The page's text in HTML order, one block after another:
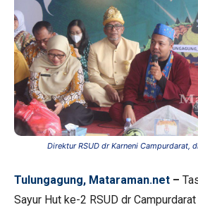
Direktur RSUD dr Karneni Campurdarat,
Tulungagung, Mataraman.net –
Sayur Hut ke-2 RSUD dr